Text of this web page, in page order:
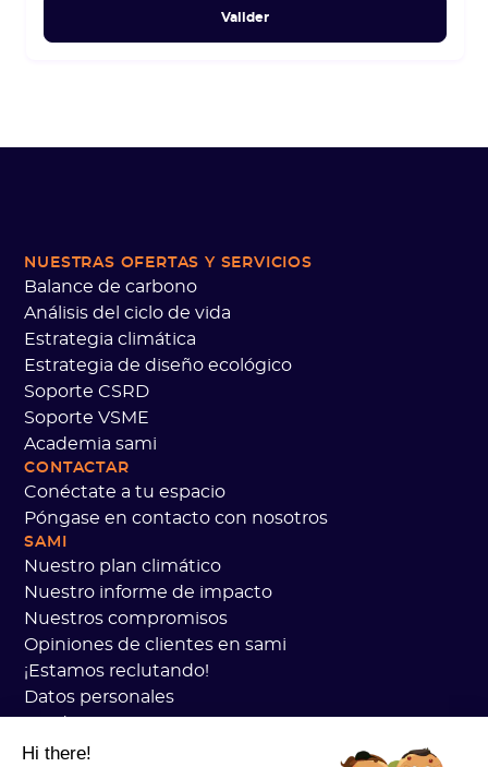
NUESTRAS OFERTAS Y SERVICIOS
Balance de carbono
Análisis del ciclo de vida
Estrategia climática
Estrategia de diseño ecológico
Soporte CSRD
Soporte VSME
Academia sami
CONTACTAR
Conéctate a tu espacio
Póngase en contacto con nosotros
SAMI
Nuestro plan climático
Nuestro informe de impacto
Nuestros compromisos
Opiniones de clientes en sami
¡Estamos reclutando!
Datos personales
seguridad
Hi there!